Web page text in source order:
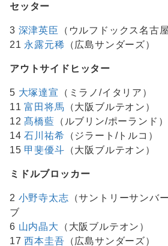
セッター
3 深津英臣
（ウルフドックス名古屋
21 永露元稀 （広島サンダーズ）
アウトサイドヒッター
5 大塚達宣
（ミラノ/イタリア）
11富田将馬 （大阪ブルテオン）
12髙橋藍 （ルブリン/ポーランド）
14石川祐希 （ジラート/トルコ）
15 甲斐優斗 （大阪ブルテオン）
ミドルブロッカー
2 小野寺太志 （サントリーサンバ
ブ
6 山内晶大
（大阪ブルテオン）
17西本圭吾 （広島サンダーズ）